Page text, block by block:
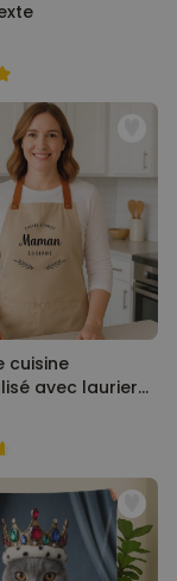
cuisine
avec laurier